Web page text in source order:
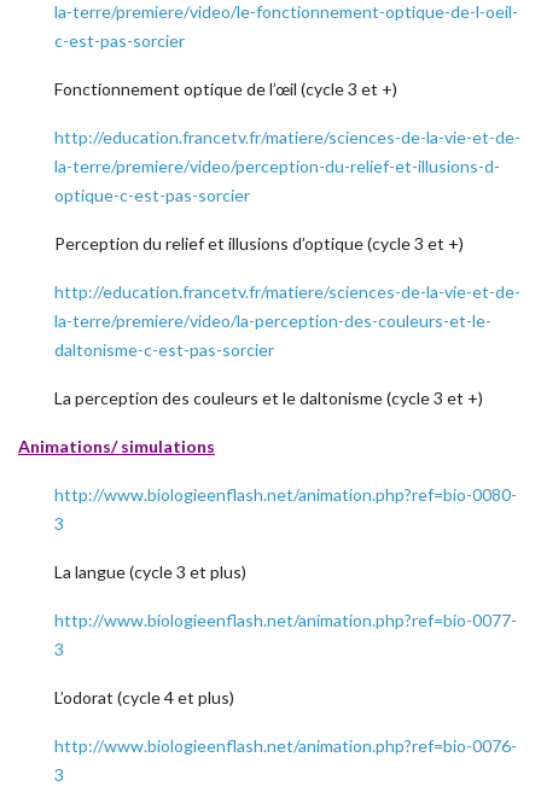
la-terre/premiere/video/le-fonctionnement-optique-de-l-oeil-
c-est-pas-sorcier
Fonctionnement optique de l’œil (cycle 3 et +)
http://education.francetv.fr/matiere/sciences-de-la-vie-et-de-
la-terre/premiere/video/perception-du-relief-et-illusions-d-
optique-c-est-pas-sorcier
Perception du relief et illusions d’optique (cycle 3 et +)
http://education.francetv.fr/matiere/sciences-de-la-vie-et-de-
la-terre/premiere/video/la-perception-des-couleurs-et-le-
daltonisme-c-est-pas-sorcier
La perception des couleurs et le daltonisme (cycle 3 et +)
Animations/ simulations
http://www.biologieenflash.net/animation.php?ref=bio-0080-
3
La langue (cycle 3 et plus)
http://www.biologieenflash.net/animation.php?ref=bio-0077-
3
L’odorat (cycle 4 et plus)
http://www.biologieenflash.net/animation.php?ref=bio-0076-
3